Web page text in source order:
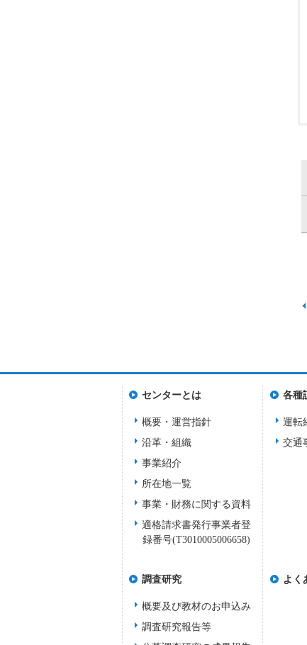
センターとは
概要・運営指針
沿革・組織
事業紹介
所在地一覧
事業・財務に関する資料
適格請求書発行事業者登
録番号(T3010005006658)
各種
運転
交通
調査研究
概要及び教材のお申込み
調査研究報告等
よく